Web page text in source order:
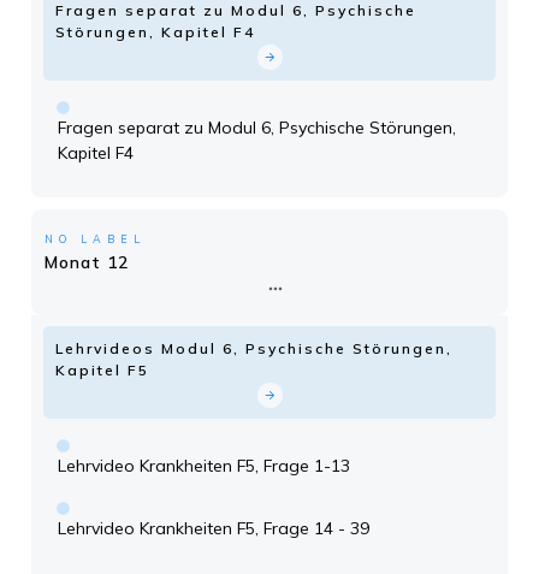
Fragen separat zu Modul 6, Psychische
Störungen, Kapitel F4
Fragen separat zu Modul 6, Psychische Störungen,
Kapitel F4
NO LABEL
Monat 12
Lehrvideos Modul 6, Psychische Störungen,
Kapitel F5
Lehrvideo Krankheiten F5, Frage 1-13
Lehrvideo Krankheiten F5, Frage 14 - 39